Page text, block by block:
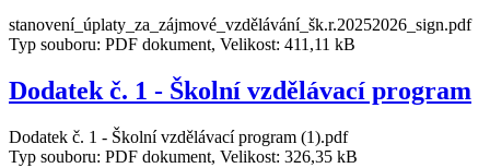
stanovení_úplaty_za_zájmové_vzdělávání_šk.r.20252026_sign.pdf
Typ souboru: PDF dokument, Velikost: 411,11 kB
Dodatek č. 1 - Školní vzdělávací program
Dodatek č. 1 - Školní vzdělávací program (1).pdf
Typ souboru: PDF dokument, Velikost: 326,35 kB